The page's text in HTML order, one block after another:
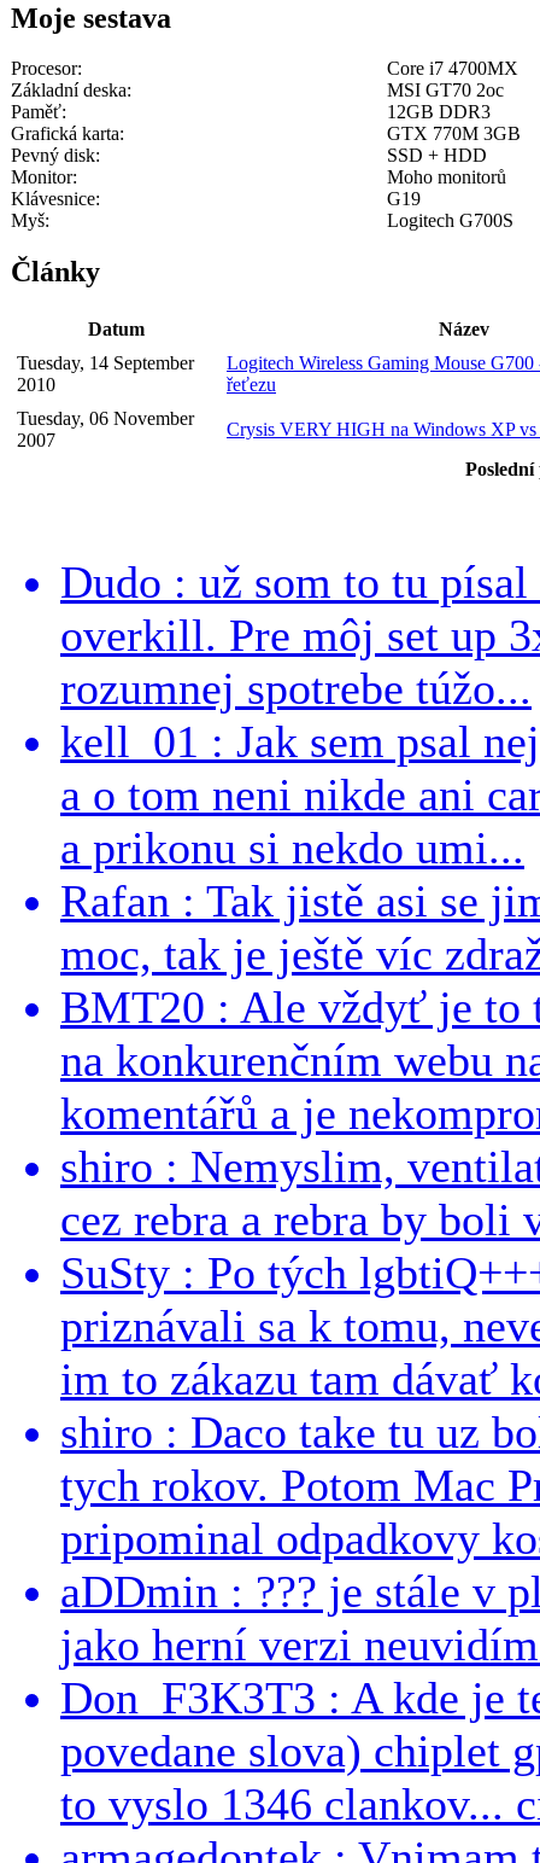
Moje sestava
Procesor:
Core i7 4700MX
Základní deska:
MSI GT70 2oc
Paměť:
12GB DDR3
Grafická karta:
GTX 770M 3GB
Pevný disk:
SSD + HDD
Monitor:
Moho monitorů
Klávesnice:
G19
Myš:
Logitech G700S
Články
Datum
Název
Tuesday, 14 September
2010
Logitech Wireless Gaming Mouse G700
řeťezu
Tuesday, 06 November
2007
Crysis VERY HIGH na Windows XP vs
Dudo : už som to tu
overkill. Pre môj set up
rozumnej spotrebe túžo...
kell_01 : Jak sem psal
a o tom neni nikde ani
a prikonu si nekdo umi...
Rafan : Tak jistě asi se
moc, tak je ještě víc
BMT20 : Ale vždyť je to
na konkurenčním webu
komentářů a je
shiro : Nemyslim,
cez rebra a rebra by boli
SuSty : Po tých
priznávali sa k tomu,
im to zákazu tam dávať
shiro : Daco take tu uz
tych rokov. Potom Mac
pripominal odpadkovy
aDDmin : ??? je stále v
jako herní verzi
Don_F3K3T3 : A kde je
povedane slova) chiplet
to vyslo 1346 clankov...